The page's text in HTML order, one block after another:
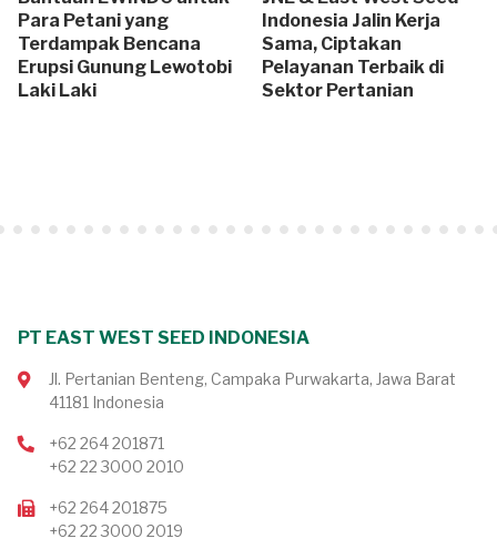
Para Petani yang
Terdampak Bencana
Erupsi Gunung Lewotobi
Laki Laki
Indonesia Jalin Kerja
Sama, Ciptakan
Pelayanan Terbaik di
Sektor Pertanian
PT EAST WEST SEED INDONESIA
Jl. Pertanian Benteng, Campaka Purwakarta, Jawa Barat
41181 Indonesia
+62 264 201871
+62 22 3000 2010
+62 264 201875
+62 22 3000 2019